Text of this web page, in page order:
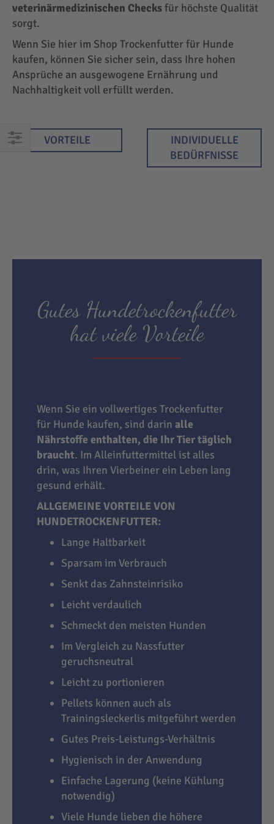
EINKAUFEN
veterinärmedizinischen Checksfür höchste Qualität
sorgt.
Wenn Sie hier im Shop Trockenfutter für Hunde
kaufen, können Sie sicher sein, dass Ihre hohen
Ansprüche an ausgewogene Ernährung und
Nachhaltigkeit voll erfüllt werden.
VORTEILE
INDIVIDUELLE
BEDÜRFNISSE
Gutes Hundetrockenfutter
hat viele Vorteile
Wenn Sie ein vollwertiges Trockenfutter
für Hunde kaufen, sind darin alle
Nährstoffe enthalten, die Ihr Tier täglich
braucht. Im Alleinfuttermittel ist alles
drin, was Ihren Vierbeiner ein Leben lang
gesund erhält.
ALLGEMEINE VORTEILE VON
HUNDETROCKENFUTTER:
Lange Haltbarkeit
Sparsam im Verbrauch
Senkt das Zahnsteinrisiko
Leicht verdaulich
Schmeckt den meisten Hunden
Im Vergleich zu Nassfutter
geruchsneutral
Leicht zu portionieren
Pellets können auch als
Trainingsleckerlis mitgeführt werden
Gutes Preis-Leistungs-Verhältnis
Hygienisch in der Anwendung
Einfache Lagerung (keine Kühlung
notwendig)
Viele Hunde lieben die höhere